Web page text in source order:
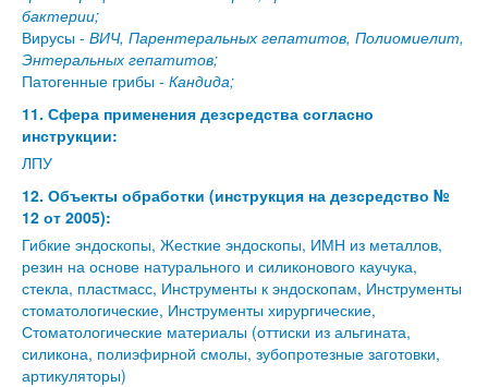
бактерии;
Вирусы - ВИЧ, Парентеральных гепатитов, Полиомиелит,
Энтеральных гепатитов;
Патогенные грибы - Кандида;
11. Сфера применения дезсредства согласно
инструкции:
ЛПУ
12. Объекты обработки (инструкция на дезсредство №
12 от 2005):
Гибкие эндоскопы, Жесткие эндоскопы, ИМН из металлов,
резин на основе натурального и силиконового каучука,
стекла, пластмасс, Инструменты к эндоскопам, Инструменты
стоматологические, Инструменты хирургические,
Стоматологические материалы (оттиски из альгината,
силикона, полиэфирной смолы, зубопротезные заготовки,
артикуляторы)